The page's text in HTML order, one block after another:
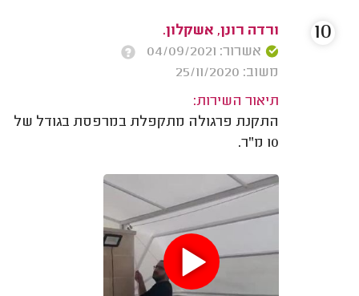
ורדה רונן, אשקלון.
אשרור: 04/09/2021
משוב: 25/11/2020
תיאור השירות:
התקנת פרגולה מתקפלת במרפסת בגודל של
10 מ"ר.
10